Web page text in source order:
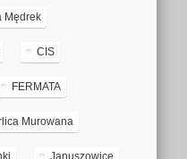
Mędrek
CIS
FERMATA
Murowana
Januszowice